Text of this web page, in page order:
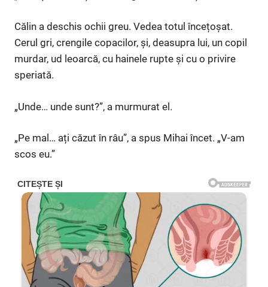
Călin a deschis ochii greu. Vedea totul încețoșat.
Cerul gri, crengile copacilor, și, deasupra lui, un copil
murdar, ud leoarcă, cu hainele rupte și cu o privire
speriată.
„Unde… unde sunt?”, a murmurat el.
„Pe mal… ați căzut în râu”, a spus Mihai încet. „V-am
scos eu.”